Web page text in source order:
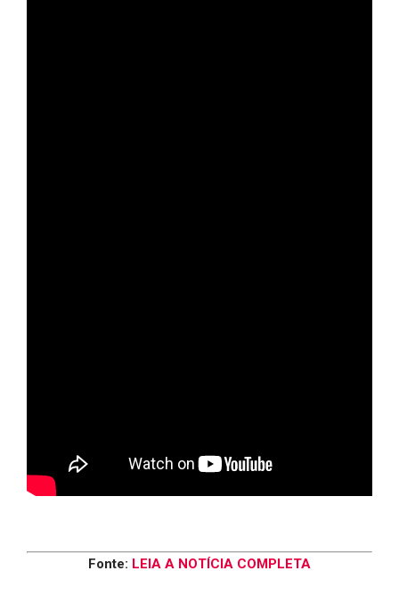
Fonte: LEIA A NOTÍCIA COMPLETA